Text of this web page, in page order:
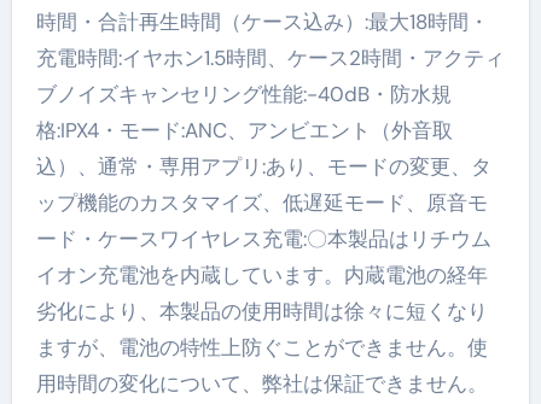
時間・合計再生時間（ケース込み）:最大18時間・
充電時間:イヤホン1.5時間、ケース2時間・アクティ
ブノイズキャンセリング性能:-40dB・防水規
格:IPX4・モード:ANC、アンビエント（外音取
込）、通常・専用アプリ:あり、モードの変更、タ
ップ機能のカスタマイズ、低遅延モード、原音モ
ード・ケースワイヤレス充電:〇本製品はリチウム
イオン充電池を内蔵しています。内蔵電池の経年
劣化により、本製品の使用時間は徐々に短くなり
ますが、電池の特性上防ぐことができません。使
用時間の変化について、弊社は保証できません。